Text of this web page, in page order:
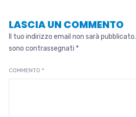
LASCIA UN COMMENTO
Il tuo indirizzo email non sarà pubblicato.
sono contrassegnati *
COMMENTO *